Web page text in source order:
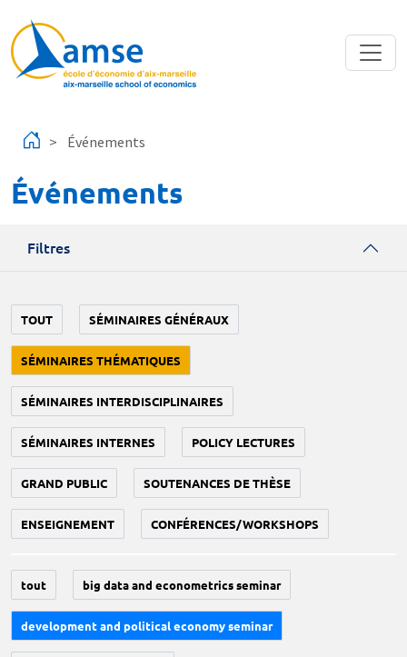
Événements
Événements
Filtres
TOUT SÉMINAIRES GÉNÉRAUX
SÉMINAIRES THÉMATIQUES
SÉMINAIRES INTERDISCIPLINAIRES
SÉMINAIRES INTERNES POLICY LECTURES
GRAND PUBLIC SOUTENANCES DE THÈSE
ENSEIGNEMENT CONFÉRENCES/WORKSHOPS
tout big data and econometrics seminar
development and political economy seminar